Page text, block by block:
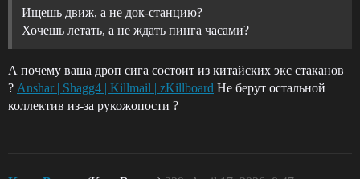
Ищешь движ, а не док-станцию?
Хочешь летать, а не ждать пинга часами?
А почему ваша дроп сига состоит из китайских экс стаканов
? Anshar | Shagg4 | Killmail | zKillboard Не берут остальной
коллектив из-за рукожопости ?